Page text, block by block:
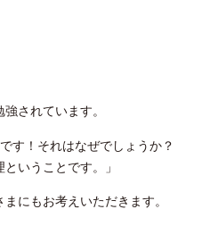
されています。
す！それはなぜでしょうか？
いうことです。」
にもお考えいただきます。